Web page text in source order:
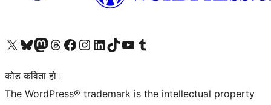
हाम्रो X (पहिले ट्विटर) खातामा जानुहोस्
हाम्रो Bluesky खाता भ्रमण गर्नुहोस्
हाम्रो म्यास्टोडन खाता भ्रमण गर्नुहोस्
हाम्रो थ्रेड्स खातामा जानुहोस्
हाम्रो फेसबुक पेजमा जानुहोस्
हाम्रो इन्स्टाग्राम खातामा जानुहोस्
हाम्रो लिङ्क्डइन खातामा जानुहोस्
हाम्रो TikTok खाता भ्रमण गर्नुहोस्
हाम्रो युट्युब च्यानलमा जानुहोस्
हाम्रो टम्बलर खाता भ्रमण गर्नुहोस्
कोड कविता हो।
The WordPress® trademark is the intellectual property